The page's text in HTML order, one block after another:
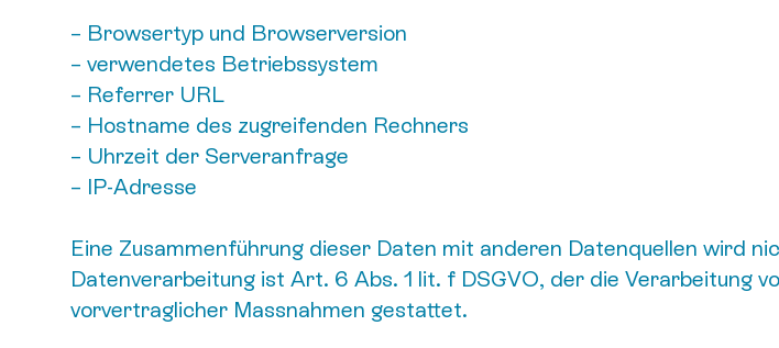
– Browsertyp und Browserversion
– verwendetes Betriebssystem
– Referrer URL
– Hostname des zugreifenden Rechners
– Uhrzeit der Serveranfrage
– IP-Adresse
Eine Zusammenführung dieser Daten mit anderen Datenquellen wird
Datenverarbeitung ist Art. 6 Abs. 1 lit. f DSGVO, der die Verarbeitung
vorvertraglicher Massnahmen gestattet.